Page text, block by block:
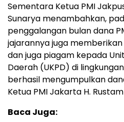
Sementara Ketua PMI
Sunarya menambahkan,
penggalangan bulan dana
jajarannya juga
dan juga piagam kepada
Daerah (UKPD) di
berhasil mengumpulkan
Ketua PMI Jakarta H.
Baca Juga: